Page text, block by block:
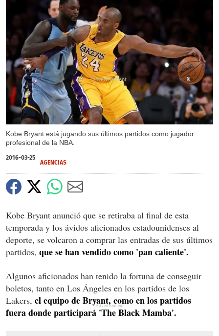
Kobe Bryant está jugando sus últimos partidos como jugador
profesional de la NBA.
X
X
2016-03-25
AGENCIAS
Kobe Bryant anunció que se retiraba al final de esta
temporada y los ávidos aficionados estadounidenses al
deporte, se volcaron a comprar las entradas de sus últimos
partidos, que se han vendido como 'pan caliente'.
Algunos aficionados han tenido la fortuna de conseguir
boletos, tanto en Los Ángeles en los partidos de los
Lakers, el equipo de Bryant, como en los partidos
fuera donde participará 'The Black Mamba'.